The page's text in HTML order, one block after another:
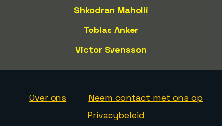
Shkodran Maholli
Tobias Anker
Victor Svensson
Over ons
Neem contact met ons op
Privacybeleid